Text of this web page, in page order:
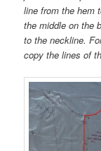
line from the hem
the middle on the
to the neckline.
copy the lines of